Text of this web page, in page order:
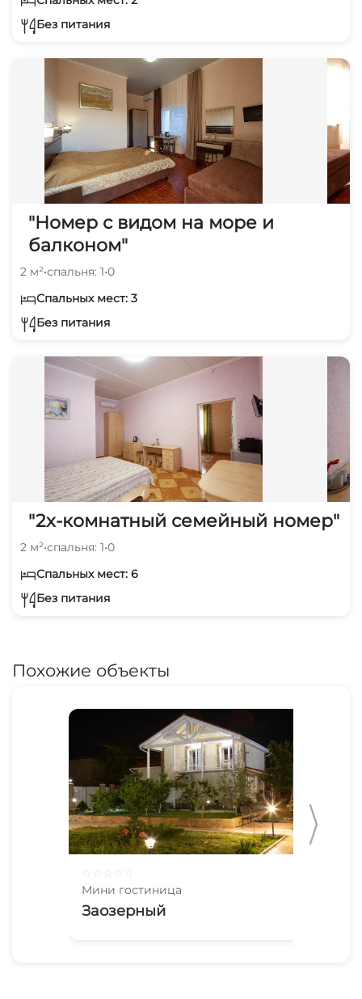
Без питания
"Номер с видом на море и
балконом"
2 м²•спальня: 1•0
Спальных мест: 3
Без питания
"2х-комнатный семейный номер"
2 м²•спальня: 1•0
Спальных мест: 6
Без питания
Похожие объекты
Мини гостиница
Заозерный